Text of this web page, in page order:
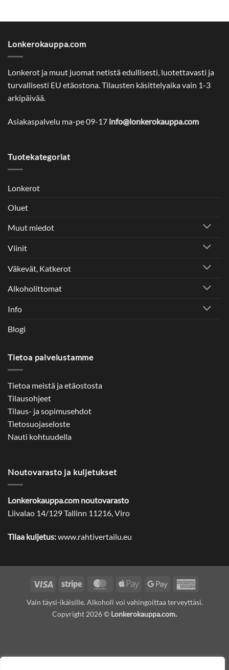
Lonkerokauppa.com
Lonkerot ja muut juomat netistä edullisesti, luotettavasti ja
turvallisesti EU etäostona. Tilausten käsittelyaika vain 1-3
arkipäivää.
Asiakaspalvelu ma-pe 09-17 info@lonkerokauppa.com
Tuotekategoriat
Lonkerot
Oluet
Muut miedot
Viinit
Väkevät, Katkerot
Alkoholittomat
Info
Blogi
Tietoa palvelustamme
Tietoa meistä ja etäostosta
Tilausohjeet
Tilaus- ja sopimusehdot
Tietosuojaseloste
Nauti kohtuudella
Noutovarasto ja kuljetukset
Lonkerokauppa.com noutovarasto
Liivalao 14/129 Tallinn 11216, Viro
Tilaa kuljetus:www.rahtivertailu.eu
Visa Stripe MasterCardApple
Google
Vain täysi-ikäisille. Alkoholi voi vahingoittaa terveyttäsi.
Copyright 2026 © Lonkerokauppa.com.